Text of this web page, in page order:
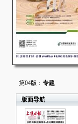
第04版： 专题
版面导航